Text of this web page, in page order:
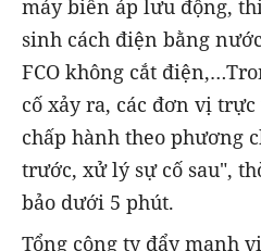
máy biến áp lưu động,
sinh cách điện bằng
FCO không cắt
cố xảy ra, các đơn vị
chấp hành theo phương
trước, xử lý sự cố sau",
bảo dưới 5 phút.
Tổng công ty đẩy mạnh